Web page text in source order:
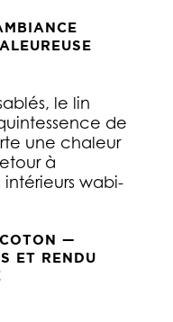
le lin
de
une chaleur
à
intérieurs wabi-
—
ET RENDU